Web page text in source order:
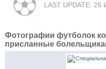
LAST UPDATE:
Фотографии футболок
присланные